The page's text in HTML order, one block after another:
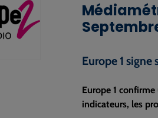
Europe 1
Europe 1
indicateurs, les